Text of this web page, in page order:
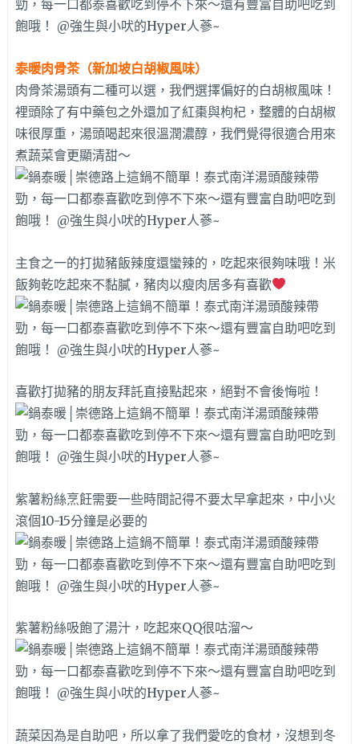
泰暖肉骨茶（新加坡白胡椒風味）
肉骨茶湯頭有二種可以選，我們選擇偏好的白胡椒風味！
裡頭除了有中藥包之外還加了紅棗與枸杞，整體的白胡椒
味很厚重，湯頭喝起來很溫潤濃醇，我們覺得很適合用來
煮蔬菜會更顯清甜～
主食之一的打拋豬飯辣度還蠻辣的，吃起來很夠味哦！米
飯夠乾吃起來不黏膩，豬肉以瘦肉居多有喜歡
喜歡打拋豬的朋友拜託直接點起來，絕對不會後悔啦！
紫薯粉絲烹飪需要一些時間記得不要太早拿起來，中小火
滾個10-15分鐘是必要的
紫薯粉絲吸飽了湯汁，吃起來QQ很咕溜～
蔬菜因為是自助吧，所以拿了我們愛吃的食材，沒想到冬